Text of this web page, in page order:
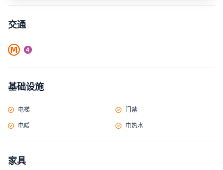
交通
基础设施
电梯 门禁
电暖 电热水
家具